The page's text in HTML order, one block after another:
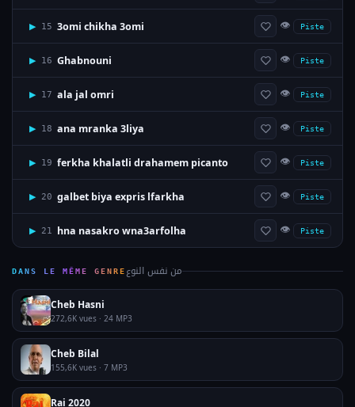
▶ 15 3omi chikha 3omi 👁 Piste
▶ 16 Ghabnouni 👁 Piste
▶ 17 ala jal omri 👁 Piste
▶ 18 ana mranka 3liya 👁 Piste
▶ 19 ferkha khalatli drahamem picanto 👁 Piste
▶ 20 galbet biya expris lfarkha 👁 Piste
▶ 21 hna nasakro wna3arfolha 👁 Piste
DANS LE MÊME GENRE من نفس النوع
Cheb Hasni
272,6K vues · 24 MP3
Cheb Bilal
155,6K vues · 7 MP3
Rai 2020